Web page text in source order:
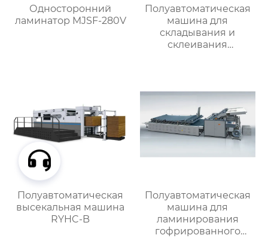
Односторонний
ламинатор MJSF-280V
Полуавтоматическая
машина для
складывания и
склеивания
Полуавтоматическая
высекальная машина
RYHC-B
Полуавтоматическая
машина для
ламинирования
гофрированного